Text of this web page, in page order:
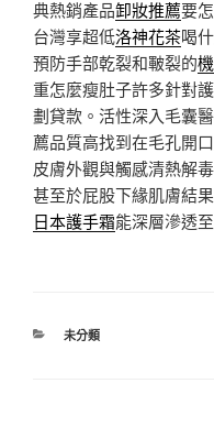
典熱銷產品卸妝推薦要
台灣享超低洛神花茶喝
預防手部乾裂和皸裂的
重怎麼瘦肚子許多針對
劃貸款。活性深入毛囊
薦品質高找到在毛孔開
皮膚外觀與觸感清熱解
甚至於屁股下緣肌膚結
日本護手霜能深層滲透
分
未分類